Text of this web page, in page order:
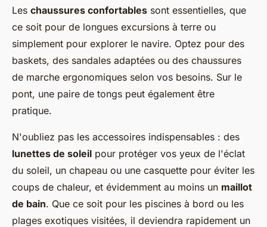
Les chaussures confortables sont essentielles, que
ce soit pour de longues excursions à terre ou
simplement pour explorer le navire. Optez pour des
baskets, des sandales adaptées ou des chaussures
de marche ergonomiques selon vos besoins. Sur le
pont, une paire de tongs peut également être
pratique.
N'oubliez pas les accessoires indispensables : des
lunettes de soleil pour protéger vos yeux de l'éclat
du soleil, un chapeau ou une casquette pour éviter les
coups de chaleur, et évidemment au moins un maillot
de bain. Que ce soit pour les piscines à bord ou les
plages exotiques visitées, il deviendra rapidement un